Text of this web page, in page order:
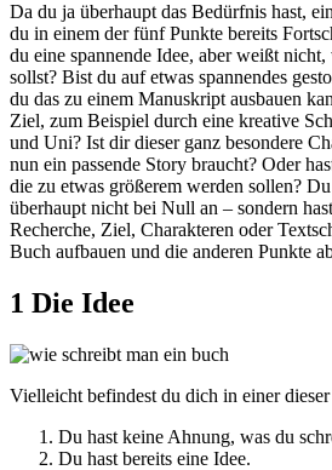
Da du ja überhaupt das Bedürfnis hast,
du in einem der fünf Punkte bereits
du eine spannende Idee, aber weißt nicht,
sollst? Bist du auf etwas spannendes
du das zu einem Manuskript ausbauen
Ziel, zum Beispiel durch eine kreative
und Uni? Ist dir dieser ganz besondere
nun ein passende Story braucht? Oder
die zu etwas größerem werden sollen?
überhaupt nicht bei Null an – sondern
Recherche, Ziel, Charakteren oder
Buch aufbauen und die anderen Punkte
1 Die Idee
Vielleicht befindest du dich in einer
Du hast keine Ahnung, was du
Du hast bereits eine Idee.